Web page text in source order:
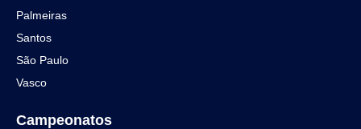
Palmeiras
Santos
São Paulo
Vasco
Campeonatos